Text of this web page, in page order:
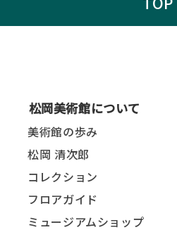
松岡美術館について
美術館の歩み
松岡 清次郎
コレクション
フロアガイド
ミュージアムショップ